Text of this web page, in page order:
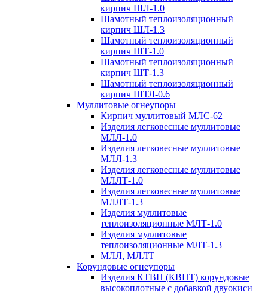
кирпич ШЛ-1.0
Шамотный теплоизоляционный
кирпич ШЛ-1.3
Шамотный теплоизоляционный
кирпич ШТ-1.0
Шамотный теплоизоляционный
кирпич ШТ-1.3
Шамотный теплоизоляционный
кирпич ШТЛ-0.6
Муллитовые огнеупоры
Кирпич муллитовый МЛС-62
Изделия легковесные муллитовые
МЛЛ-1.0
Изделия легковесные муллитовые
МЛЛ-1.3
Изделия легковесные муллитовые
МЛЛТ-1.0
Изделия легковесные муллитовые
МЛЛТ-1.3
Изделия муллитовые
теплоизоляционные МЛТ-1.0
Изделия муллитовые
теплоизоляционные МЛТ-1.3
МЛЛ, МЛЛТ
Корундовые огнеупоры
Изделия КТВП (КВПТ) корундовые
высокоплотные с добавкой двуокиси